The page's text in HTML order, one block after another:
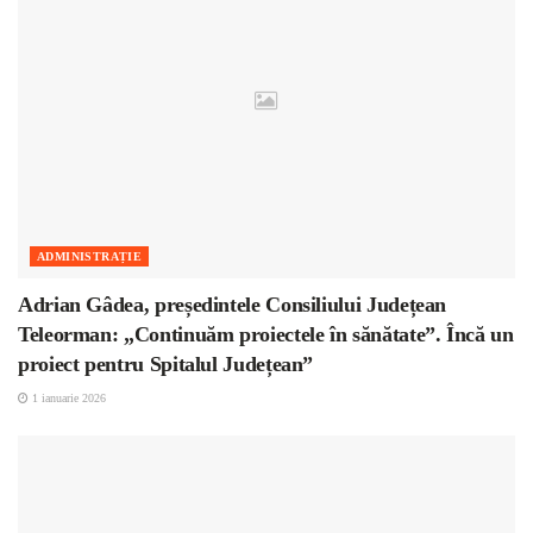
ADMINISTRAȚIE
Adrian Gâdea, președintele Consiliului Județean
Teleorman: „Continuăm proiectele în sănătate”. Încă un
proiect pentru Spitalul Județean”
1 ianuarie 2026